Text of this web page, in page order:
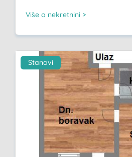
Više o nekretnini >
Stanovi